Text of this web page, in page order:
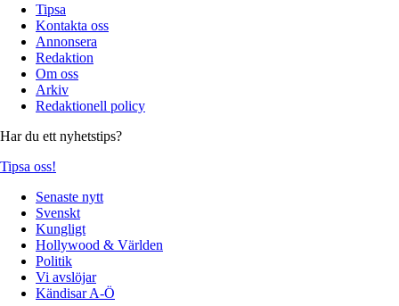
Tipsa
Kontakta oss
Annonsera
Redaktion
Om oss
Arkiv
Redaktionell policy
Har du ett nyhetstips?
Tipsa oss!
Senaste nytt
Svenskt
Kungligt
Hollywood & Världen
Politik
Vi avslöjar
Kändisar A-Ö